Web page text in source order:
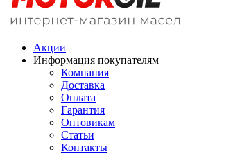
Акции
Информация покупателям
Компания
Доставка
Оплата
Гарантия
Оптовикам
Статьи
Контакты